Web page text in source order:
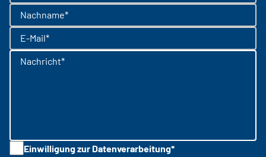
Nachname*
E-Mail*
Nachricht*
Einwilligung zur Datenverarbeitung*